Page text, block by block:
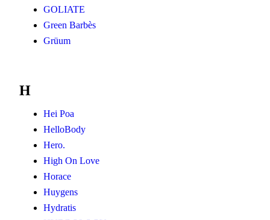
GOLIATE
Green Barbès
Grüum
H
Hei Poa
HelloBody
Hero.
High On Love
Horace
Huygens
Hydratis